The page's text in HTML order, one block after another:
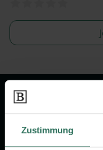
Zustimmung
Wir sind Ihr
um das
Vorsorge.